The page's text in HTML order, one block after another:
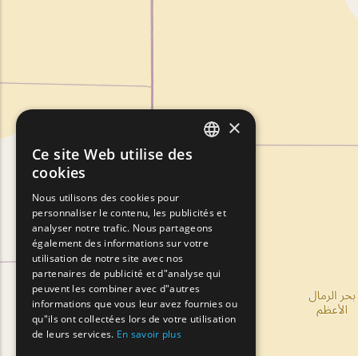
FRENCH
BULGARIAN
GERMAN
ROMANIAN
TURKISH
×
Ce site Web utilise des
cookies
Nous utilisons des cookies pour
personnaliser le contenu, les publicités et
analyser notre trafic. Nous partageons
également des informations sur votre
utilisation de notre site avec nos
partenaires de publicité et d"analyse qui
peuvent les combiner avec d"autres
informations que vous leur avez fournies ou
qu"ils ont collectées lors de votre utilisation
de leurs services. En savoir plus